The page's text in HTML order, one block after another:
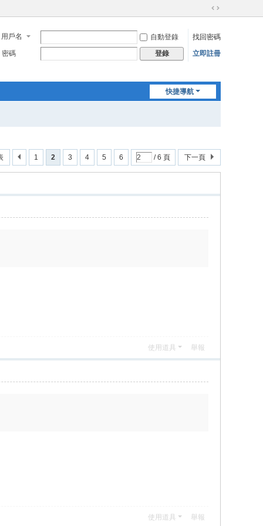
切
到
寬
用戶名 自動登錄
找回密碼
密碼
登錄 立即註冊
快捷導航
1 2 3 4 5 6 / 6 頁 下一頁
使用道具 舉報
使用道具 舉報